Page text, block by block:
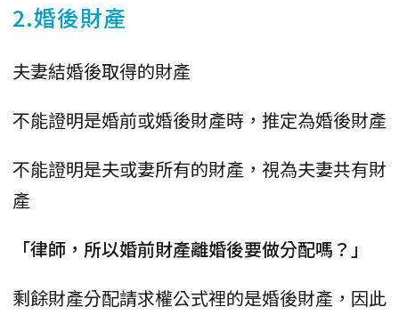
2.婚後財產
夫妻結婚後取得的財產
不能證明是婚前或婚後財產時，推定為婚後財產
不能證明是夫或妻所有的財產，視為夫妻共有財
產
「律師，所以婚前財產離婚後要做分配嗎？」
剩餘財產分配請求權公式裡的是婚後財產，因此